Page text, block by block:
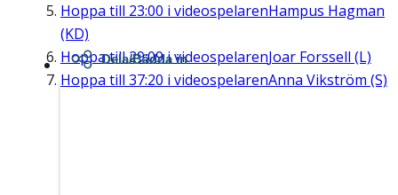
Hoppa till 23:00 i videospelarenHampus Hagman
(KD)
Hoppa till29:09i videospelarenJoar Forssell (L)
Hoppa till 37:20 i videospelarenAnna Vikström (S)
Dela/Bädda in